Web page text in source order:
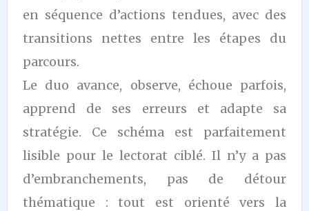
en séquence d’actions tendues, avec des
transitions nettes entre les étapes du
parcours.
Le duo avance, observe, échoue parfois,
apprend de ses erreurs et adapte sa
stratégie. Ce schéma est parfaitement
lisible pour le lectorat ciblé. Il n’y a pas
d’embranchements, pas de détour
thématique : tout est orienté vers la